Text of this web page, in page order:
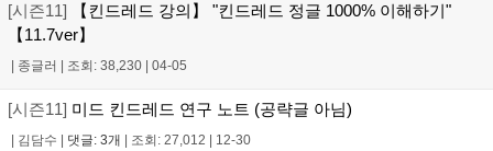
[시즌11] 【킨드레드 강의】 "킨드레드 정글 1000% 이해하기"
【11.7ver】
종글러 조회: 38,230 04-05
[시즌11] 미드 킨드레드 연구 노트 (공략글 아님)
김담수 댓글: 3개 조회: 27,012 12-30